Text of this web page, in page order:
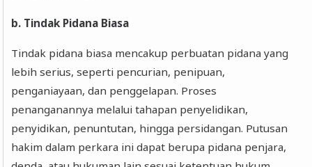
b. Tindak Pidana Biasa
Tindak pidana biasa mencakup perbuatan pidana yang
lebih serius, seperti pencurian, penipuan,
penganiayaan, dan penggelapan. Proses
penanganannya melalui tahapan penyelidikan,
penyidikan, penuntutan, hingga persidangan. Putusan
hakim dalam perkara ini dapat berupa pidana penjara,